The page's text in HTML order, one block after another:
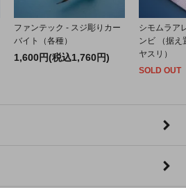
ファンテック - スジ彫りカー
バイト（各種）
1,600円(税込1,760円)
シモムラア
ンビ （据え
ヤスリ）
SOLD OUT